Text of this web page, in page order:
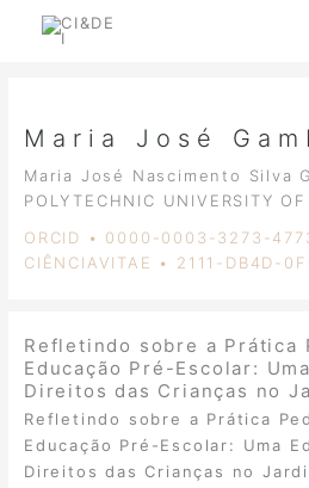
Maria José
Maria José Nascimento Silva
POLYTECHNIC UNIVERSITY OF
ORCID • 0000-0003-3273-
CIÊNCIAVITAE • 2111-DB4D-
Refletindo sobre a Prática
Educação Pré-Escolar:
Direitos das Crianças no
Refletindo sobre a Prática
Educação Pré-Escolar: Uma
Direitos das Crianças no